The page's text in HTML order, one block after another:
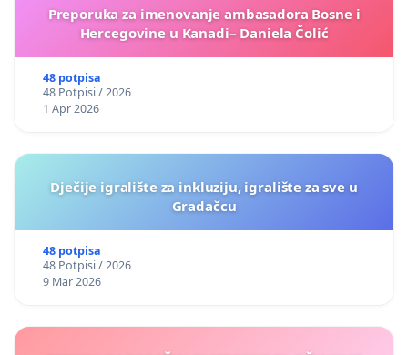
Preporuka za imenovanje ambasadora Bosne i
Hercegovine u Kanadi– Daniela Čolić
48 potpisa
48 Potpisi / 2026
1 Apr 2026
Dječije igralište za inkluziju, igralište za sve u
Gradačcu
48 potpisa
48 Potpisi / 2026
9 Mar 2026